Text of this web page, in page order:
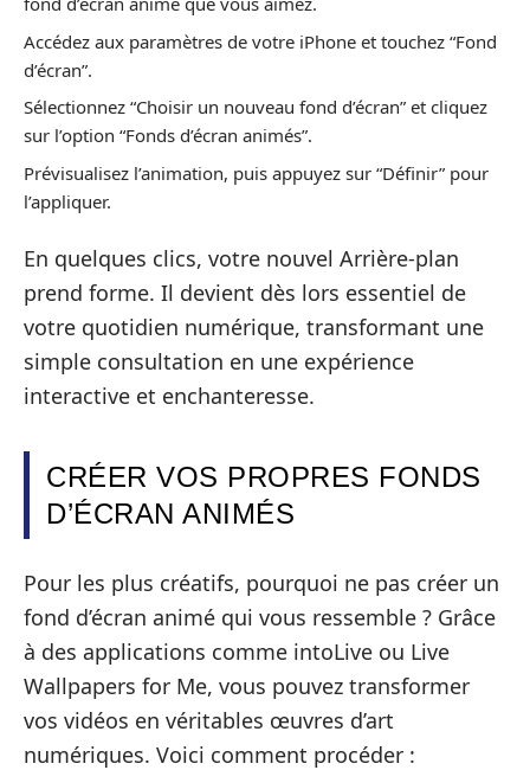
Accédez aux paramètres de votre iPhone et touchez “Fond
d’écran”.
Sélectionnez “Choisir un nouveau fond d’écran” et cliquez
sur l’option “Fonds d’écran animés”.
Prévisualisez l’animation, puis appuyez sur “Définir” pour
l’appliquer.
En quelques clics, votre nouvel Arrière-plan
prend forme. Il devient dès lors essentiel de
votre quotidien numérique, transformant une
simple consultation en une expérience
interactive et enchanteresse.
CRÉER VOS PROPRES FONDS
D’ÉCRAN ANIMÉS
Pour les plus créatifs, pourquoi ne pas créer un
fond d’écran animé qui vous ressemble ? Grâce
à des applications comme intoLive ou Live
Wallpapers for Me, vous pouvez transformer
vos vidéos en véritables œuvres d’art
numériques. Voici comment procéder :